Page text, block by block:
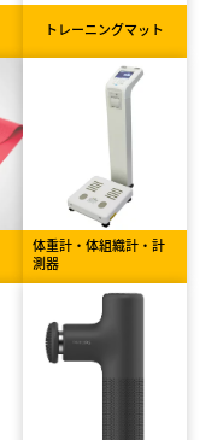
トレーニングマット
体重計・体組織計・計
測器